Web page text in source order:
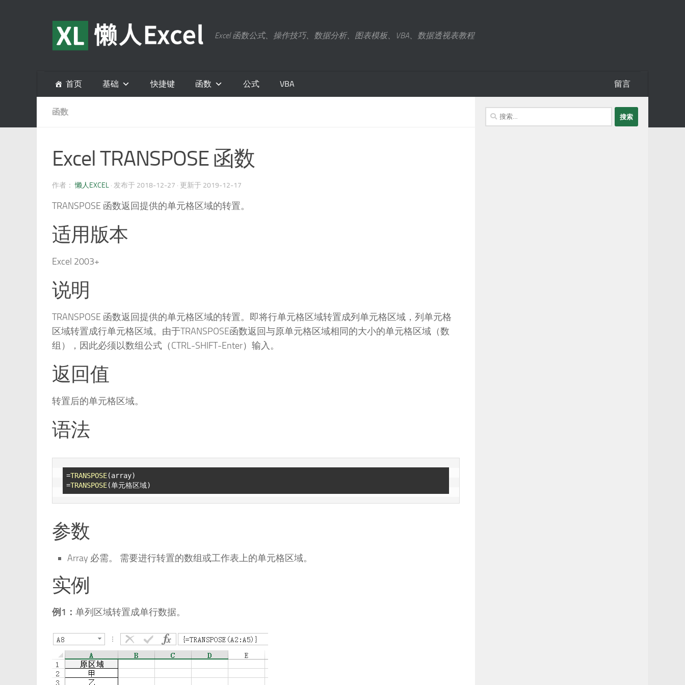
Excel 函数公式、操作技巧、数据分析、图表模板、VBA、数据透视表教程
首页 基础 快捷键 函数 公式 VBA 留言
函数
Excel TRANSPOSE 函数
作者：懒人EXCEL · 发布于 2018-12-27 · 更新于 2019-12-17
TRANSPOSE 函数返回提供的单元格区域的转置。
适用版本
Excel 2003+
说明
TRANSPOSE 函数返回提供的单元格区域的转置。即将行单元格区域转置成列单元格区域，列单元格
区域转置成行单元格区域。由于TRANSPOSE函数返回与原单元格区域相同的大小的单元格区域（数
组），因此必须以数组公式（CTRL-SHIFT-Enter）输入。
返回值
转置后的单元格区域。
语法
=TRANSPOSE(array)
=TRANSPOSE
参数
Array 必需。 需要进行转置的数组或工作表上的单元格区域。
实例
例1： 单列区域转置成单行数据。
搜
索：